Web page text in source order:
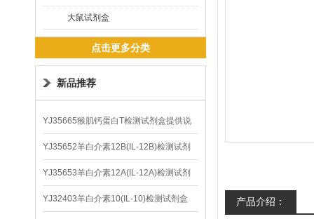
大鼠试剂盒
点击更多分类
新品推荐
YJ35665猴肌钙蛋白T检测试剂盒提供说
明书
YJ35652羊白介素12B(IL-12B)检测试剂
盒
YJ35653羊白介素12A(IL-12A)检测试剂
盒
YJ32403羊白介素10(IL-10)检测试剂盒 产品介绍：